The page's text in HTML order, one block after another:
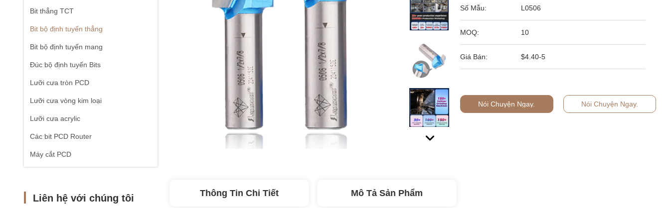
Bit thẳng TCT
Bit bộ định tuyến thẳng
Bit bộ định tuyến mang
Đúc bộ định tuyến Bits
Lưỡi cưa tròn PCD
Lưỡi cưa vòng kim loại
Lưỡi cưa acrylic
Các bit PCD Router
Máy cắt PCD
Liên hệ với chúng tôi
Số Mẫu: L0506
MOQ: 10
Giá Bán: $4.40-5
Nói Chuyện Ngay. Nói Chuyện Ngay.
Thông Tin Chi Tiết Mô Tả Sản Phẩm